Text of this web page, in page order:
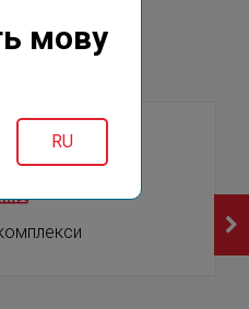
мову
RU
областей